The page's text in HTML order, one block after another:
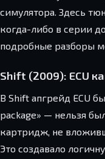
симулятора. Здесь
когда-либо в серии
подробные разборы
Shift (2009): ECU
В Shift апгрейд ECU
package» — нельзя
картридж, не
Это создавало